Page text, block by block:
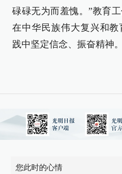
碌碌无为而羞愧。”教育
在中华民族伟大复兴和
践中坚定信念、振奋精神。
您此时的心情